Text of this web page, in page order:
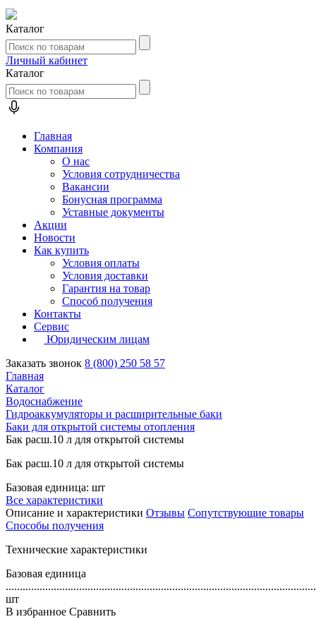
Каталог
Личный кабинет
Каталог
Главная
Компания
О нас
Условия сотрудничества
Вакансии
Бонусная программа
Уставные документы
Акции
Новости
Как купить
Условия оплаты
Условия доставки
Гарантия на товар
Способ получения
Контакты
Сервис
Юридическим лицам
Заказать звонок 8 (800) 250 58 57
Главная
Каталог
Водоснабжение
Гидроаккумуляторы и расширительные баки
Баки для открытой системы отопления
Бак расш.10 л для открытой системы
Бак расш.10 л для открытой системы
Базовая единица: шт
Все характеристики
Описание и характеристики Отзывы Сопутствующие товары
Способы получения
Технические характеристики
Базовая единица
шт
В избранное Сравнить